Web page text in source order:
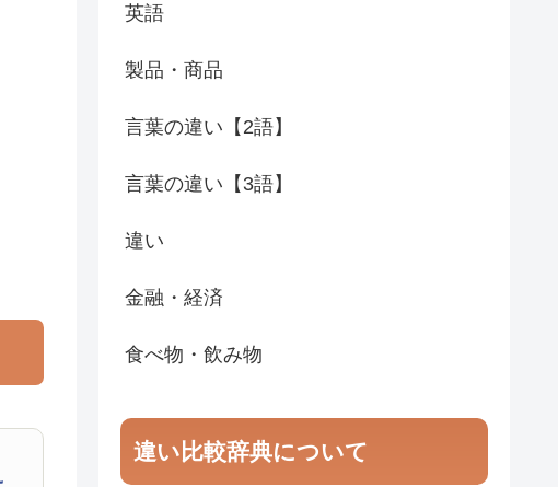
英語
製品・商品
言葉の違い【2語】
言葉の違い【3語】
違い
金融・経済
食べ物・飲み物
違い比較辞典について